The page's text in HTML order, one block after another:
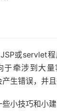
或servlet
于牵涉到大
生错误，并
小技巧和小